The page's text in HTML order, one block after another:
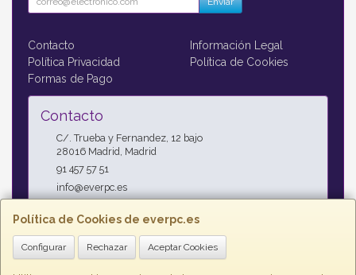
Política de Cookies de everpc.es
Configurar Rechazar Aceptar Cookies
Contacto
Información Legal
Política Privacidad
Política de Cookies
Formas de Pago
Contacto
C/. Trueba y Fernandez, 12 bajo
28016 Madrid Madrid
91 457 57 51
info@everpc.es
Horario
Horario continuo : Lunes a Jueves 09:00h - 19:00h, Viernes